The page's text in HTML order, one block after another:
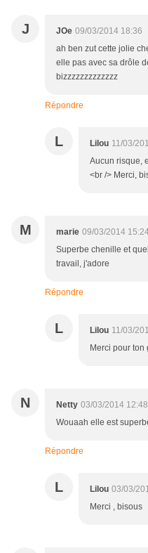
J JOe 09/03/2014 18:36
ah ben zut cette jolie
elle pas avec sa drôle
bizzzzzzzzzzzzz
Répondre
L Lilou 11/03/
Aucun risque,
<br /> Merci,
M marie 09/03/2014
Superbe chenille et
travail, j'adore
Répondre
L Lilou 11/03/
Merci pour ton
N Netty 03/03/2014 12:48
Wouaah elle est
Répondre
L Lilou 03/03/
Merci , bisous